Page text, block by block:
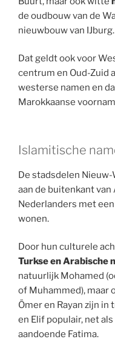
de oudbouw van de
nieuwbouw van IJburg.
Dat geldt ook voor
centrum en Oud-Zuid
westerse namen en
Marokkaanse
Islamitische
De stadsdelen
aan de buitenkant
Nederlanders met
wonen.
Door hun culturele
Turkse en Arabische
natuurlijk Mohamed
of Muhammed), maar
Ömer en Rayan zijn in
en Elif populair, net
aandoende Fatima.